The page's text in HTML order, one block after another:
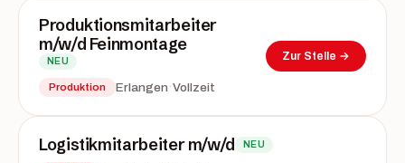
Produktionsmitarbeiter
m/w/d Feinmontage
NEU
Produktion Erlangen ·Vollzeit
Zur Stelle →
Logistikmitarbeiter m/w/d NEU